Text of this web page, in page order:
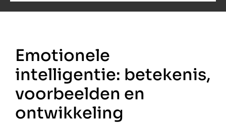
Emotionele
intelligentie: betekenis,
voorbeelden en
ontwikkeling